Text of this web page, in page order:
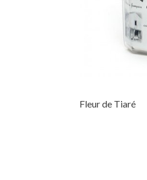
Fleur de Tiaré